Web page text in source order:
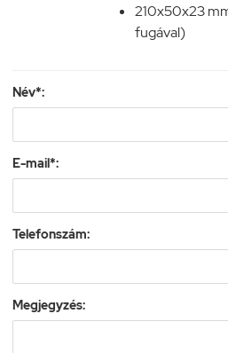
210x50x23
fugával)
Név*:
E-mail*:
Telefonszám:
Megjegyzés: